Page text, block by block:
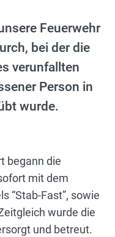
Feuerwehr
bei der die
verunfallten
Person in
wurde.
begann die
mit dem
“Stab-Fast”, sowie
wurde die
und betreut.